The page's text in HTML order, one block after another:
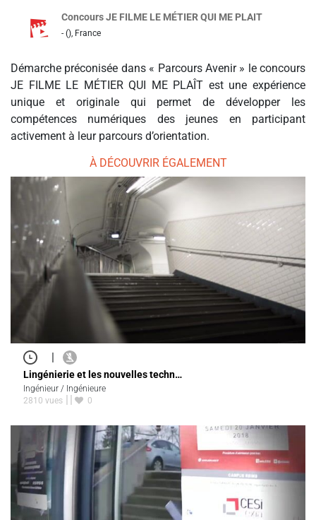
Concours JE FILME LE MÉTIER QUI ME PLAIT
- (), France
Démarche préconisée dans « Parcours Avenir » le concours
JE FILME LE MÉTIER QUI ME PLAÎT est une expérience
unique et originale qui permet de développer les
compétences numériques des jeunes en participant
activement à leur parcours d’orientation.
À DÉCOUVRIR ÉGALEMENT
|
Lingénierie et les nouvelles techn…
Ingénieur / Ingénieure
2810 vues
0